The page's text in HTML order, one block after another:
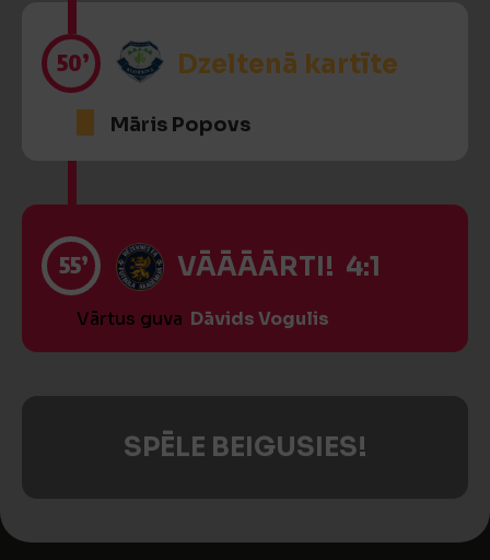
50’ Dzeltenā kartīte
Māris Popovs
55’ VĀĀĀĀRTI! 4:1
Vārtus guva Dāvids Vogulis
SPĒLE BEIGUSIES!